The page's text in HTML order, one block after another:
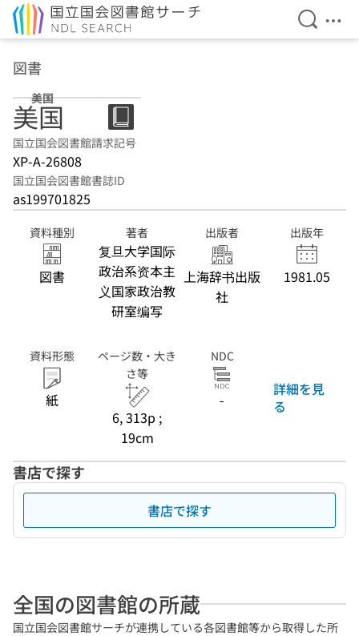
検索を
メ
図書
美国
美国
国立国会図書館請求記号
XP-A-26808
国立国会図書館書誌ID
as199701825
資料種別
図書
著者
复旦大学国际
政治系资本主
义国家政治教
研室编写
出版者
上海辞书出版
社
出版年
1981.05
資料形態
紙
ページ数・大き
さ等
6, 313p ;
19cm
NDC
-
詳細を見
る
書店で探す
書店で探す
全国の図書館の所蔵
国立国会図書館サーチが連携している各図書館等から取得した所